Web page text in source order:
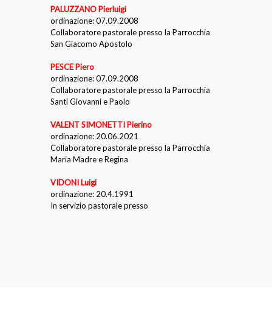
PALUZZANO Pierluigi
ordinazione: 07.09.2008
Collaboratore pastorale presso la Parrocchia
San Giacomo Apostolo
PESCE Piero
ordinazione: 07.09.2008
Collaboratore pastorale presso la Parrocchia
Santi Giovanni e Paolo
VALENT SIMONETTI Pierino
ordinazione: 20.06.2021
Collaboratore pastorale presso la Parrocchia
Maria Madre e Regina
VIDONI Luigi
ordinazione: 20.4.1991
In servizio pastorale presso